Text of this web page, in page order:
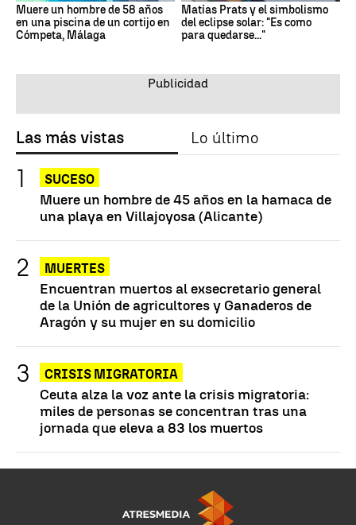
Muere un hombre de 58 años
en una piscina de un cortijo en
Cómpeta, Málaga
Matías Prats y el simbolismo
del eclipse solar: "Es como
para quedarse..."
Las más vistas Lo último
SUCESO
Muere un hombre de 45 años en la hamaca de
una playa en Villajoyosa (Alicante)
MUERTES
Encuentran muertos al exsecretario general
de la Unión de agricultores y Ganaderos de
Aragón y su mujer en su domicilio
CRISIS MIGRATORIA
Ceuta alza la voz ante la crisis migratoria:
miles de personas se concentran tras una
jornada que eleva a 83 los muertos